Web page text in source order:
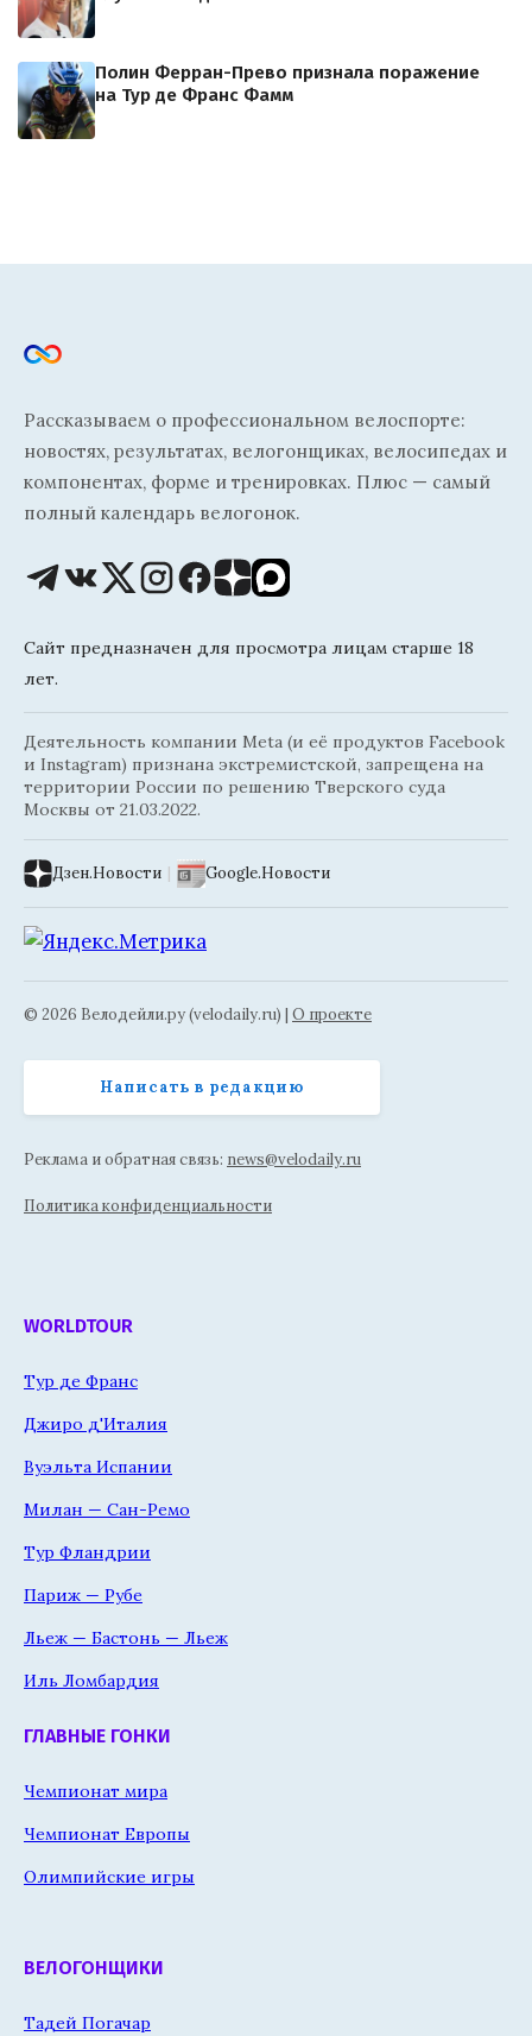
Полин Ферран-Прево признала поражение
на Тур де Франс Фамм
Рассказываем о профессиональном велоспорте:
новостях, результатах, велогонщиках, велосипедах и
компонентах, форме и тренировках. Плюс — самый
полный календарь велогонок.
Сайт предназначен для просмотра лицам старше 18
лет.
Деятельность компании Meta (и её продуктов Facebook
и Instagram) признана экстремистской, запрещена на
территории России по решению Тверского суда
Москвы от 21.03.2022.
Дзен.Новости | Google.Новости
© 2026 Велодейли.ру (velodaily.ru) | О проекте
Написать в редакцию
Реклама и обратная связь: news@velodaily.ru
Политика конфиденциальности
WORLDTOUR
Тур де Франс
Джиро д'Италия
Вуэльта Испании
Милан — Сан-Ремо
Тур Фландрии
Париж — Рубе
Льеж — Бастонь — Льеж
Иль Ломбардия
ГЛАВНЫЕ ГОНКИ
Чемпионат мира
Чемпионат Европы
Олимпийские игры
ВЕЛОГОНЩИКИ
Тадей Погачар